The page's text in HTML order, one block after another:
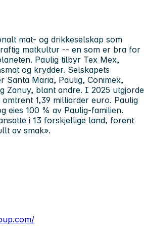
mat- og drikkeselskap som
matkultur -- en som er bra for
Paulig tilbyr Tex Mex,
og krydder. Selskapets
Santa Maria, Paulig, Conimex,
Zanuy, blant andre. I 2025 utgjorde
1,39 milliarder euro. Paulig
eies 100 % av Paulig-familien.
i 13 forskjellige land, forent
av smak».